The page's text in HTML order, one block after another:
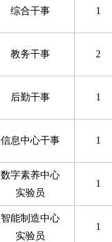
综合干事 1
教务干事 2
后勤干事 1
信息中心干事 1
数字素养中心
实验员
1
智能制造中心
实验员
1